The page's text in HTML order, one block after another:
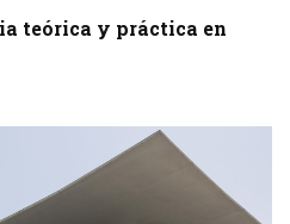
teórica y práctica en